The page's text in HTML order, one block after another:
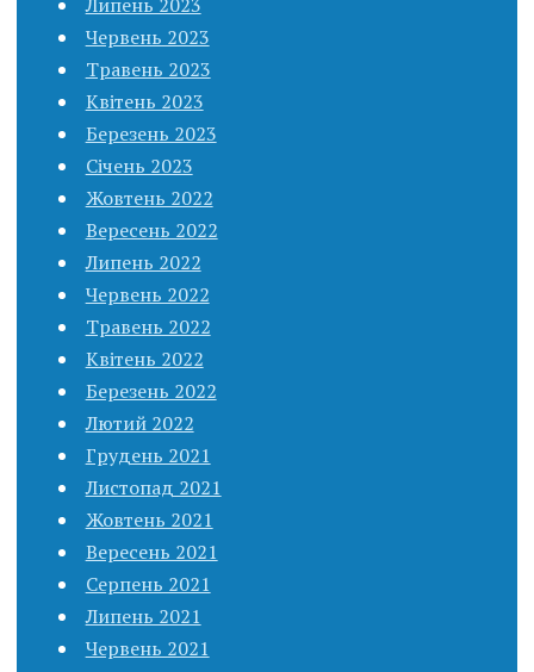
Червень 2023
Травень 2023
Квітень 2023
Березень 2023
Січень 2023
Жовтень 2022
Вересень 2022
Липень 2022
Червень 2022
Травень 2022
Квітень 2022
Березень 2022
Лютий 2022
Грудень 2021
Листопад 2021
Жовтень 2021
Вересень 2021
Серпень 2021
Липень 2021
Червень 2021